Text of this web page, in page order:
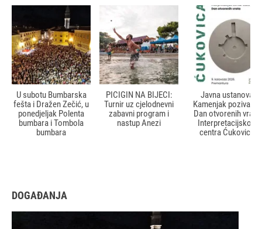
U subotu Bumbarska
fešta i Dražen Zečić, u
ponedjeljak Polenta
bumbara i Tombola
bumbara
PICIGIN NA BIJECI:
Turnir uz cjelodnevni
zabavni program i
nastup Anezi
Javna ustanova
Kamenjak poziva na
Dan otvorenih vrata
Interpretacijskog
centra Ćukovica
DOGAĐANJA